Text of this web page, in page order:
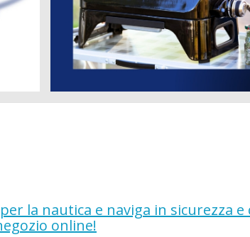
la nautica e naviga in sicurezza
online!